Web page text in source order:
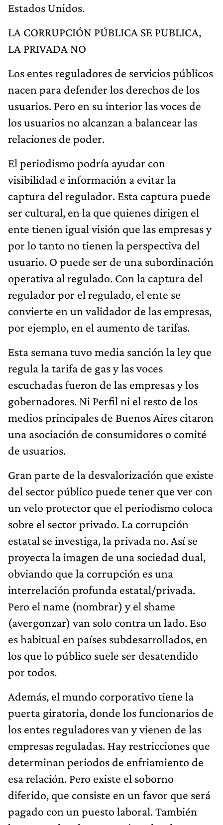
Estados Unidos.
LA CORRUPCIÓN PÚBLICA SE PUBLICA,
LA PRIVADA NO
Los entes reguladores de servicios públicos
nacen para defender los derechos de los
usuarios. Pero en su interior las voces de
los usuarios no alcanzan a balancear las
relaciones de poder.
El periodismo podría ayudar con
visibilidad e información a evitar la
captura del regulador. Esta captura puede
ser cultural, en la que quienes dirigen el
ente tienen igual visión que las empresas y
por lo tanto no tienen la perspectiva del
usuario. O puede ser de una subordinación
operativa al regulado. Con la captura del
regulador por el regulado, el ente se
convierte en un validador de las empresas,
por ejemplo, en el aumento de tarifas.
Esta semana tuvo media sanción la ley que
regula la tarifa de gas y las voces
escuchadas fueron de las empresas y los
gobernadores. Ni Perfil ni el resto de los
medios principales de Buenos Aires citaron
una asociación de consumidores o comité
de usuarios.
Gran parte de la desvalorización que existe
del sector público puede tener que ver con
un velo protector que el periodismo coloca
sobre el sector privado. La corrupción
estatal se investiga, la privada no. Así se
proyecta la imagen de una sociedad dual,
obviando que la corrupción es una
interrelación profunda estatal/privada.
Pero el name (nombrar) y el shame
(avergonzar) van solo contra un lado. Eso
es habitual en países subdesarrollados, en
los que lo público suele ser desatendido
por todos.
Además, el mundo corporativo tiene la
puerta giratoria, donde los funcionarios de
los entes reguladores van y vienen de las
empresas reguladas. Hay restricciones que
determinan periodos de enfriamiento de
esa relación. Pero existe el soborno
diferido, que consiste en un favor que será
pagado con un puesto laboral. También